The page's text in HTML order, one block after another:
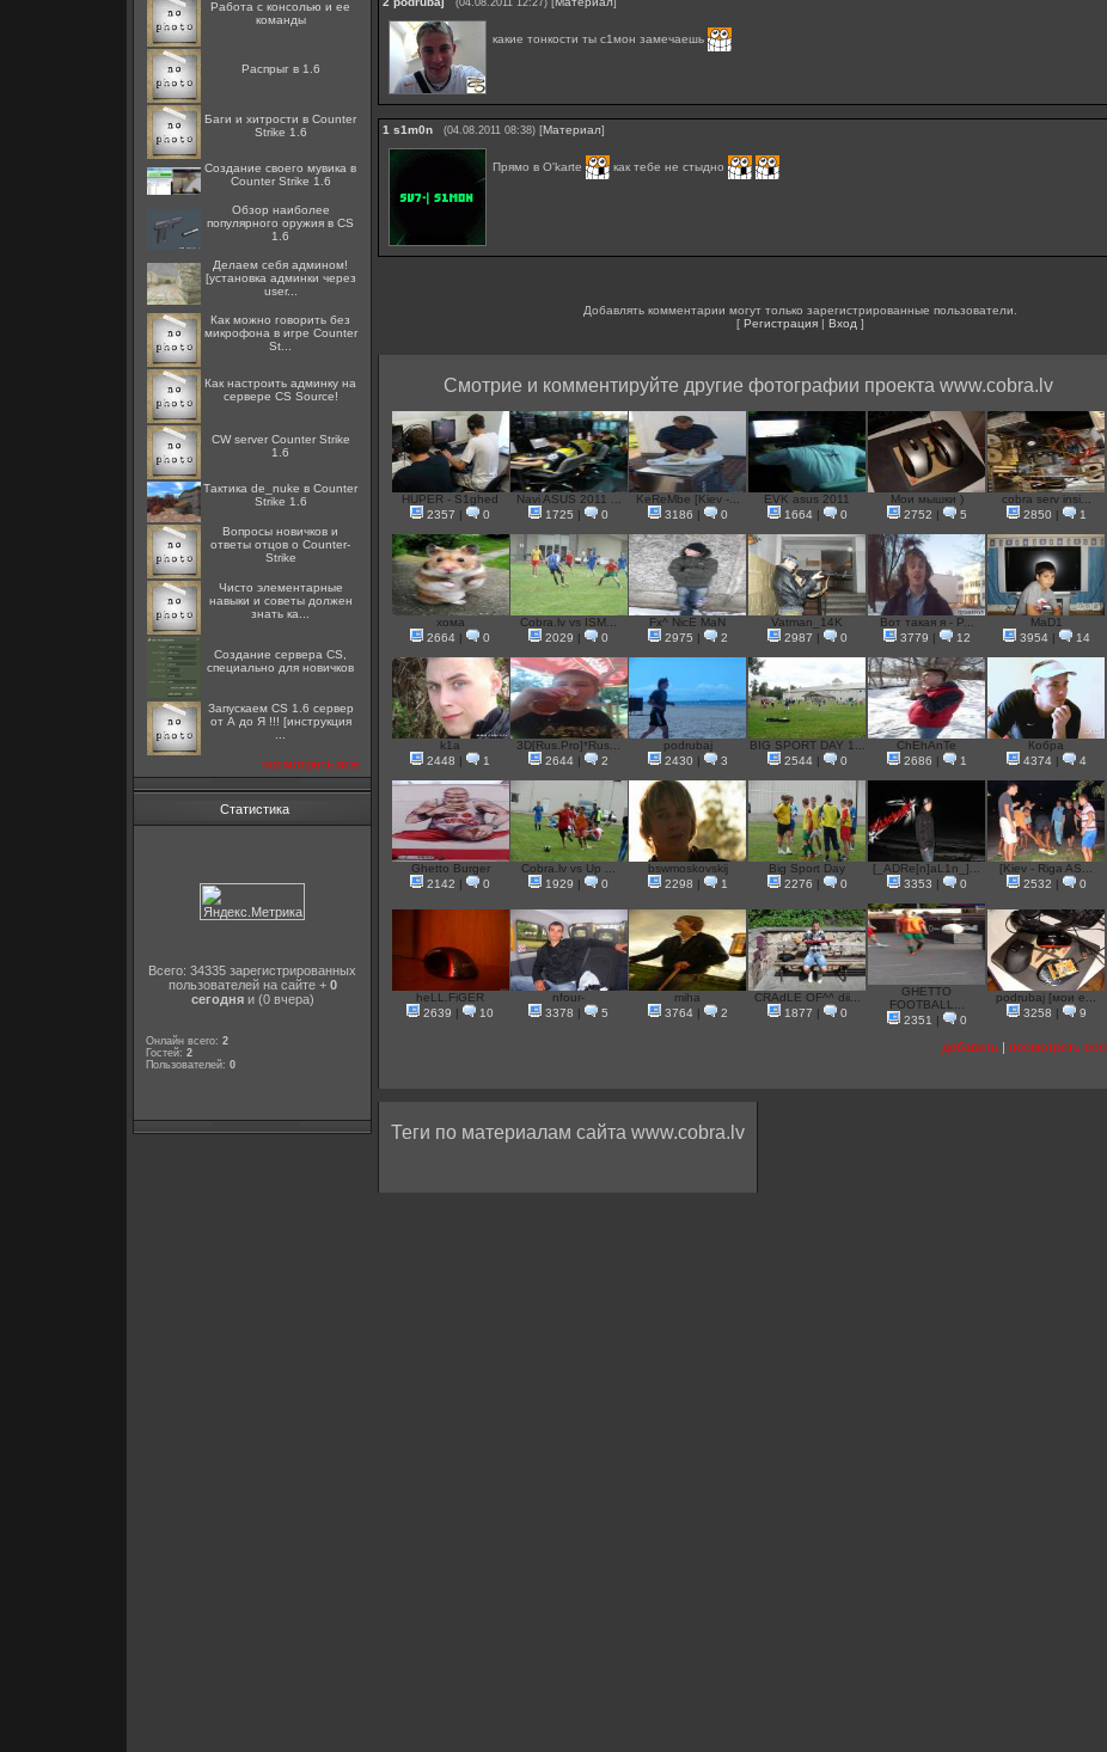
Работа с консолью и ее
команды
Распрыг в 1.6
Баги и хитрости в Counter
Strike 1.6
Создание своего мувика в
Counter Strike 1.6
Обзор наиболее
популярного оружия в CS
1.6
Делаем себя админом!
[установка админки через
user...
Как можно говорить без
микрофона в игре Counter
St...
Как настроить админку на
сервере CS Source!
CW server Counter Strike
1.6
Тактика de_nuke в Counter
Strike 1.6
Вопросы новичков и
ответы отцов о Counter-
Strike
Чисто элементарные
навыки и советы должен
знать ка...
Создание сервера CS,
специально для новичков
Запускаем CS 1.6 сервер
от А до Я !!! [инструкция
посмотреть все
Статистика
Всего: 34335 зарегистрированных
пользователей на сайте + 0
сегодняи (0 вчера)
Онлайн всего: 2
Гостей: 2
Пользователей: 0
(04.08.2011 12:27)
какие тонкости ты с1мон замечаешь
1 s1m0n (04.08.2011 08:38) [Материал]
Прямо в O'karte как тебе не стыдно
Добавлять комментарии могут только зарегистрированные пользователи.
[ Регистрация Вход ]
Смотрие и комментируйте другие фотографии проекта www.cobra.lv
HUPER - S1ghed
2357
0
Navi ASUS 2011 ...
1725
0
KeReMbe [Kiev -...
3186
0
EVK asus 2011
1664| 0
Мои мышки )
2752
5
cobra serv insi...
2850
1
хома
2664
0
Cobra.lv vs ISM...
2029
0
Fx^ NicE MaN
2975
2
Vatman_14K
2987
0
Вот такая я - P...
3779
12
MaD1
3954| 14
k1a
2448
1
3D[Rus.Pro]*Rus...
2644
2
podrubaj
2430
3
BIG SPORT DAY 1...
2544| 0
ChEhAnTe
2686
1
Кобра
4374| 4
Ghetto Burger
2142
0
Cobra.lv vs Up ...
1929
0
bswmoskovskij
2298
1
Big Sport Day
2276
0
[_ADRe[n]aL1n_]...
3353
0
[Kiev - Riga AS...
2532
0
heLL.FiGER
2639
10
nfour-
3378
5
miha
3764| 2
CRAdLE OF^^ dii...
1877
0
GHETTO
FOOTBALL...
2351
0
podrubaj [мои e...
3258
9
добавить посмотреть все
Теги по материалам сайта www.cobra.lv